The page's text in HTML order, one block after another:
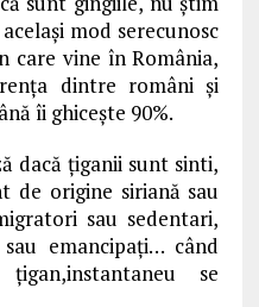
mod serecunosc
care vine în România,
dintre români și
îi ghicește 90%.
dacă țiganii sunt sinti,
de origine siriană sau
sau sedentari,
emancipați… când
se